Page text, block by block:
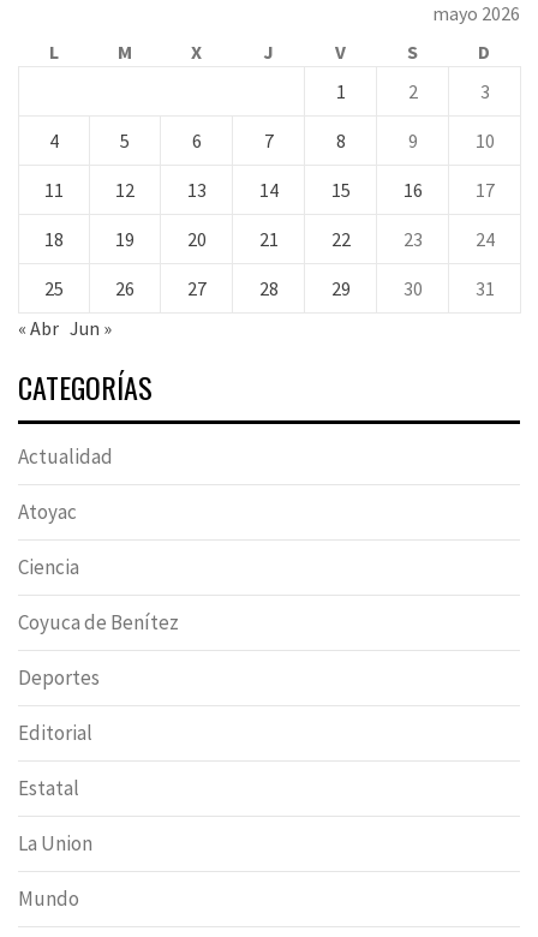
mayo 2026
L
M X J V S
D
1
2 3
4 5 6 7 8 9 10
11 12 13 14 15 16 17
18 19 20 21 22 23 24
25 26 27 28 29 30
31
« Abr Jun »
CATEGORÍAS
Actualidad
Atoyac
Ciencia
Coyuca de Benítez
Deportes
Editorial
Estatal
La Union
Mundo